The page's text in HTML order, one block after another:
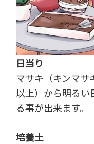
日当り
マサキ（キンマサ
以上）から明るい
る事が出来ます。
培養土